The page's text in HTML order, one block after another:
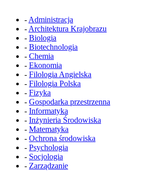
- Administracja
- Architektura Krajobrazu
- Biologia
- Biotechnologia
- Chemia
- Ekonomia
- Filologia Angielska
- Filologia Polska
- Fizyka
- Gospodarka przestrzenna
- Informatyka
- Inżynieria Środowiska
- Matematyka
- Ochrona środowiska
- Psychologia
- Socjologia
- Zarządzanie